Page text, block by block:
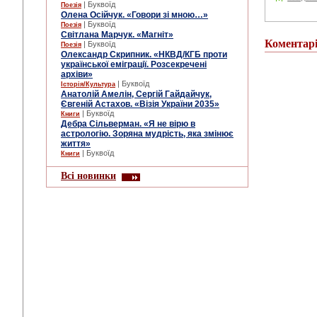
Поезія | Буквоїд
Олена Осійчук. «Говори зі мною…»
Поезія | Буквоїд
Світлана Марчук. «Магніт»
Поезія | Буквоїд
Олександр Скрипник. «НКВД/КГБ проти
української еміграції. Розсекречені
архіви»
Історія/Культура | Буквоїд
Анатолій Амелін, Сергій Гайдайчук,
Євгеній Астахов. «Візія України 2035»
Книги | Буквоїд
Дебра Сільверман. «Я не вірю в
астрологію. Зоряна мудрість, яка змінює
життя»
Книги | Буквоїд
Всі новинки
Коментарі